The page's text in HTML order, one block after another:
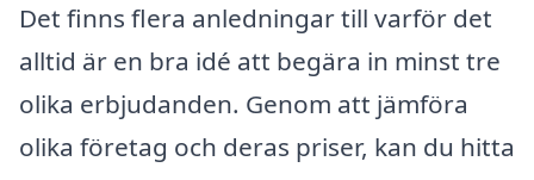
Det finns flera anledningar till varför det
alltid är en bra idé att begära in minst tre
olika erbjudanden. Genom att jämföra
olika företag och deras priser, kan du hitta